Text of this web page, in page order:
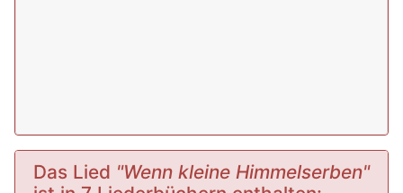
Das Lied "Wenn kleine Himmelserben"